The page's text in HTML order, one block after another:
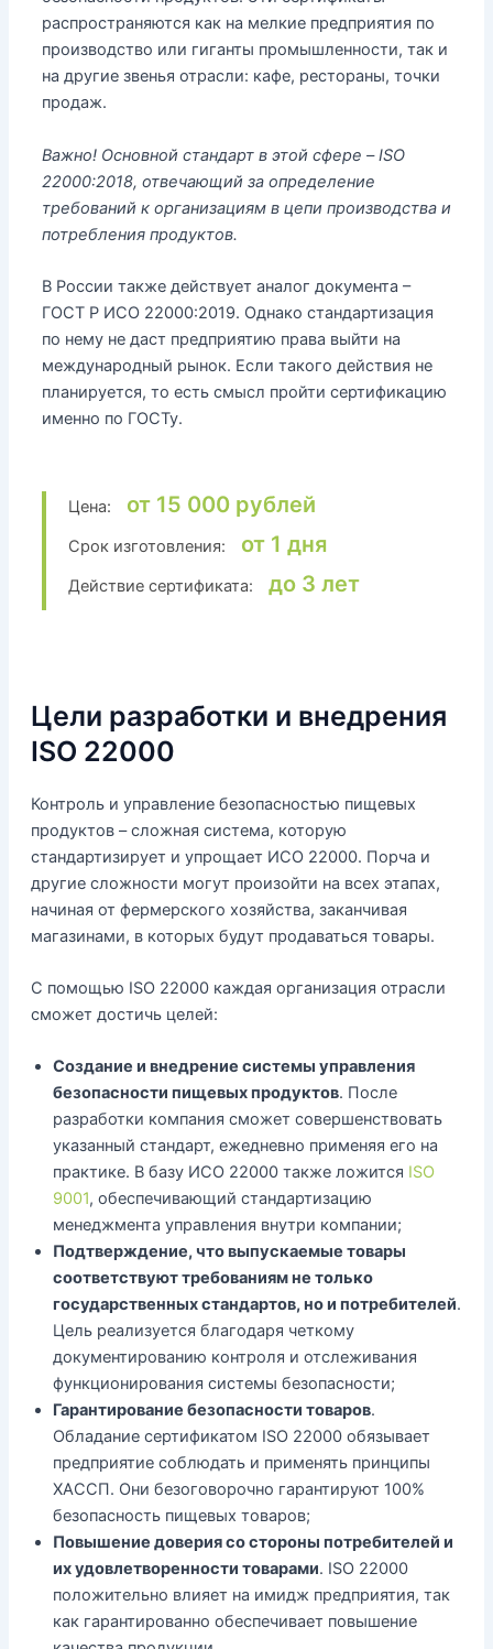
распространяются как на мелкие предприятия по
производство или гиганты промышленности, так и
на другие звенья отрасли: кафе, рестораны, точки
продаж.
Важно! Основной стандарт в этой сфере – ISO
22000:2018, отвечающий за определение
требований к организациям в цепи производства и
потребления продуктов.
В России также действует аналог документа –
ГОСТ Р ИСО 22000:2019. Однако стандартизация
по нему не даст предприятию права выйти на
международный рынок. Если такого действия не
планируется, то есть смысл пройти сертификацию
именно по ГОСТу.
Цена: от 15 000 рублей
Срок изготовления: от 1 дня
Действие сертификата: до 3 лет
Цели разработки и внедрения
ISO 22000
Контроль и управление безопасностью пищевых
продуктов – сложная система, которую
стандартизирует и упрощает ИСО 22000. Порча и
другие сложности могут произойти на всех этапах,
начиная от фермерского хозяйства, заканчивая
магазинами, в которых будут продаваться товары.
С помощью ISO 22000 каждая организация отрасли
сможет достичь целей:
Создание и внедрение системы управления
безопасности пищевых продуктов. После
разработки компания сможет совершенствовать
указанный стандарт, ежедневно применяя его на
практике. В базу ИСО 22000 также ложится ISO
9001, обеспечивающий стандартизацию
менеджмента управления внутри компании;
Подтверждение, что выпускаемые товары
соответствуют требованиям не только
государственных стандартов, но и потребителей.
Цель реализуется благодаря четкому
документированию контроля и отслеживания
функционирования системы безопасности;
Гарантирование безопасности товаров.
Обладание сертификатом ISO 22000 обязывает
предприятие соблюдать и применять принципы
ХАССП. Они безоговорочно гарантируют 100%
безопасность пищевых товаров;
Повышение доверия со стороны потребителей и
их удовлетворенности товарами. ISO 22000
положительно влияет на имидж предприятия, так
как гарантированно обеспечивает повышение